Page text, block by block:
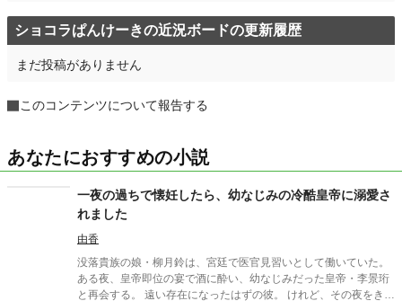
ショコラぱんけーきの近況ボードの更新履歴
まだ投稿がありません
このコンテンツについて報告する
あなたにおすすめの小説
一夜の過ちで懐妊したら、幼なじみの冷酷皇帝に溺愛さ
れました
由香
没落貴族の娘・柳月鈴は、宮廷で医官見習いとして働いていた。
ある夜、皇帝即位の宴で酒に酔い、幼なじみだった皇帝・李景珩
と再会する。 遠い存在になったはずの彼。 けれど、その夜をきっ